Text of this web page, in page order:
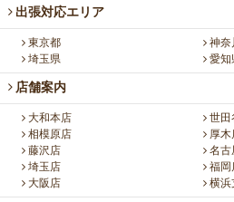
出張対応エリア
東京都
神奈
埼玉県
愛知
店舗案内
大和本店
世田
相模原店
厚木
藤沢店
名古
埼玉店
福岡
大阪店
横浜